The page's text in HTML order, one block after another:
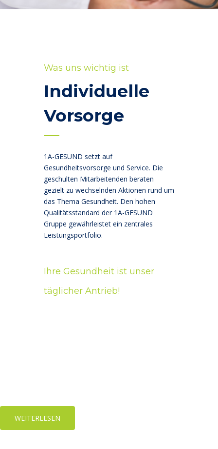
WEITERLESEN
Was uns wichtig ist
Individuelle
Vorsorge
1A-GESUND setzt auf
Gesundheitsvorsorge und Service. Die
geschulten Mitarbeitenden beraten
gezielt zu wechselnden Aktionen rund um
das Thema Gesundheit. Den hohen
Qualitätsstandard der 1A-GESUND
Gruppe gewährleistet ein zentrales
Leistungsportfolio.
Ihre Gesundheit ist unser
täglicher Antrieb!